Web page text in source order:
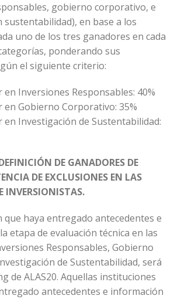
gobierno corporativo, e
sustentabilidad), en base a los
uno de los tres ganadores en cada
ponderando sus
el siguiente criterio:
Inversiones Responsables: 40%
Gobierno Corporativo: 35%
Investigación de Sustentabilidad:
DE GANADORES DE
DE EXCLUSIONES EN LAS
INVERSIONISTAS.
haya entregado antecedentes e
etapa de evaluación técnica en las
Responsables, Gobierno
de Sustentabilidad, será
de ALAS20. Aquellas instituciones
antecedentes e información